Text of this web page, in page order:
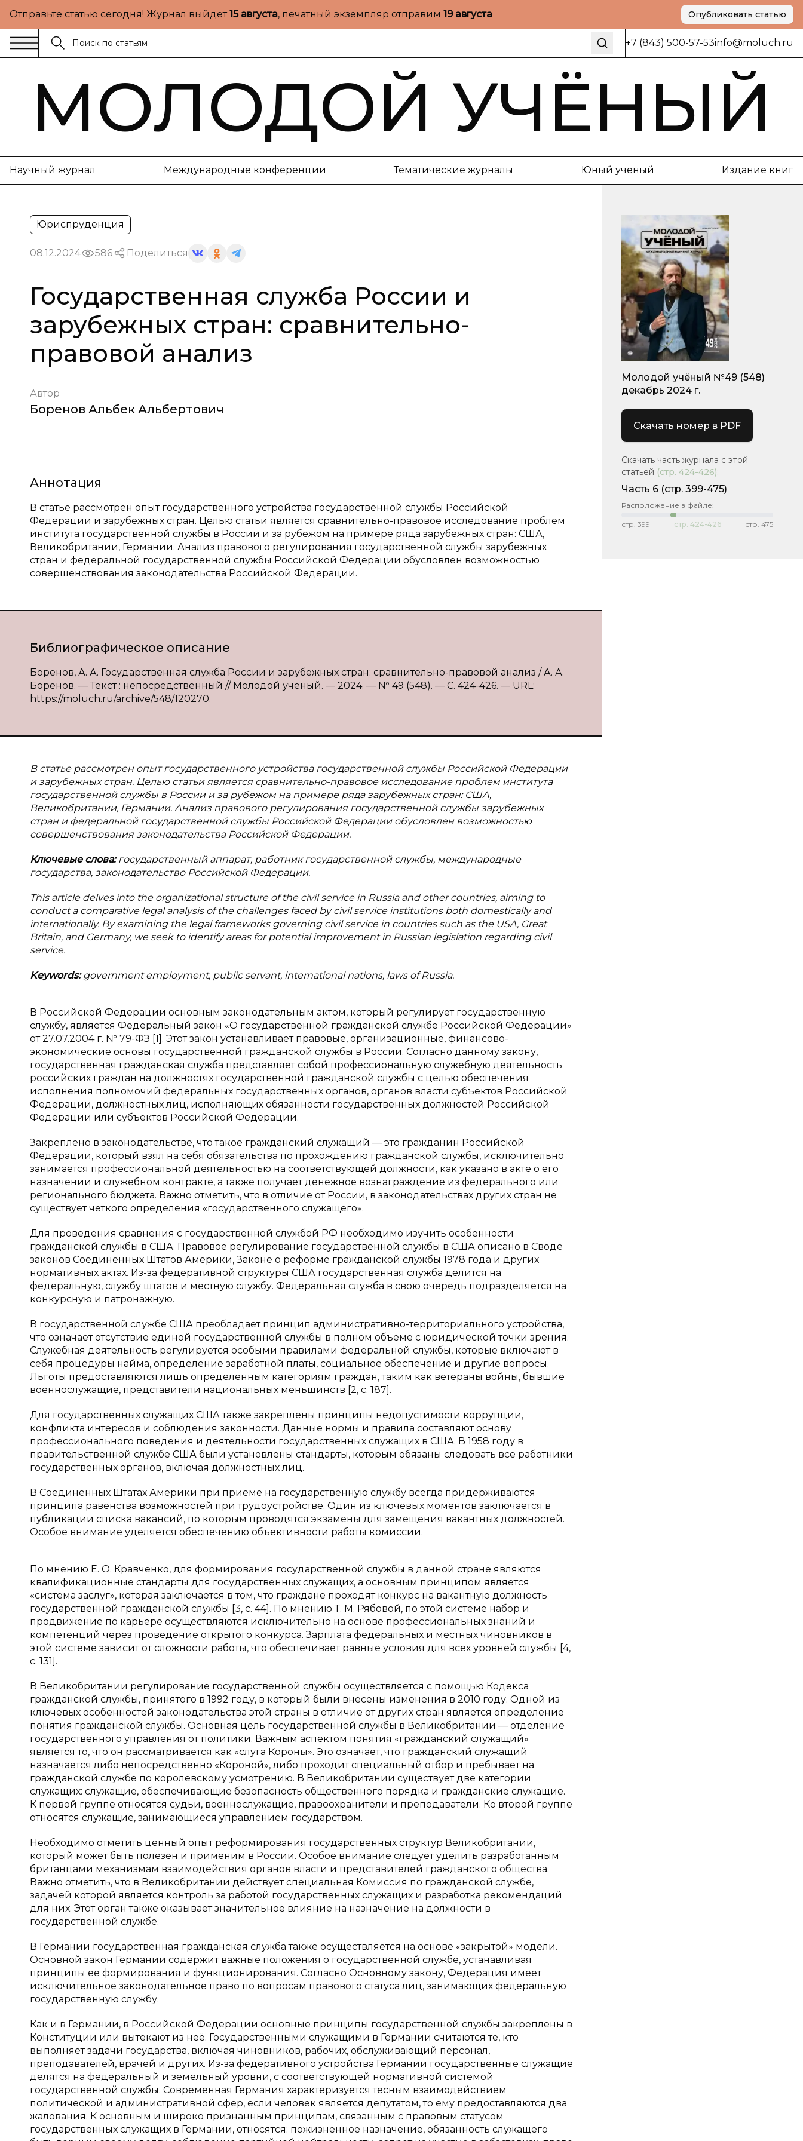
Отправьте статью сегодня! Журнал выйдет15 августа, печатный экземпляр отправим 19 августа Опубликовать статью
+7 (843) 500-57-53info@moluch.ru
МОЛОДОЙ УЧЁНЫЙ
Научный журнал Международные конференции Тематические журналы Юный ученый Издание книг
Юриспруденция
08.12.2024 586 Поделиться
Государственная служба России и
зарубежных стран: сравнительно-
правовой анализ
Автор
Боренов Альбек Альбертович
Аннотация
В статье рассмотрен опыт государственного устройства государственной службы Российской
Федерации и зарубежных стран. Целью статьи является сравнительно-правовое исследование проблем
института государственной службы в России и за рубежом на примере ряда зарубежных стран: США,
Великобритании, Германии. Анализ правового регулирования государственной службы зарубежных
стран и федеральной государственной службы Российской Федерации обусловлен возможностью
совершенствования законодательства Российской Федерации.
Библиографическое описание
Боренов, А. А. Государственная служба России и зарубежных стран: сравнительно-правовой анализ / А. А.
Боренов. — Текст : непосредственный // Молодой ученый. — 2024. — № 49 (548). — С. 424-426. — URL:
https://moluch.ru/archive/548/120270.
В статье рассмотрен опыт государственного устройства государственной службы Российской Федерации
и зарубежных стран. Целью статьи является сравнительно-правовое исследование проблем института
государственной службы в России и за рубежом на примере ряда зарубежных стран: США,
Великобритании, Германии. Анализ правового регулирования государственной службы зарубежных
стран и федеральной государственной службы Российской Федерации обусловлен возможностью
совершенствования законодательства Российской Федерации.
Ключевые слова:государственный аппарат, работник государственной службы, международные
государства, законодательство Российской Федерации.
This article delves into the organizational structure of the civil service in Russia and other countries, aiming to
conduct a comparative legal analysis of the challenges faced by civil service institutions both domestically and
internationally. By examining the legal frameworks governing civil service in countries such as the USA, Great
Britain, and Germany, we seek to identify areas for potential improvement in Russian legislation regarding civil
service.
Keywords:government employment, public servant, international nations, laws of Russia.
В Российской Федерации основным законодательным актом, который регулирует государственную
службу, является Федеральный закон «О государственной гражданской службе Российской Федерации»
от 27.07.2004 г. № 79-ФЗ [1]. Этот закон устанавливает правовые, организационные, финансово-
экономические основы государственной гражданской службы в России. Согласно данному закону,
государственная гражданская служба представляет собой профессиональную служебную деятельность
российских граждан на должностях государственной гражданской службы с целью обеспечения
исполнения полномочий федеральных государственных органов, органов власти субъектов Российской
Федерации, должностных лиц, исполняющих обязанности государственных должностей Российской
Федерации или субъектов Российской Федерации.
Закреплено в законодательстве, что такое гражданский служащий — это гражданин Российской
Федерации, который взял на себя обязательства по прохождению гражданской службы, исключительно
занимается профессиональной деятельностью на соответствующей должности, как указано в акте о его
назначении и служебном контракте, а также получает денежное вознаграждение из федерального или
регионального бюджета. Важно отметить, что в отличие от России, в законодательствах других стран не
существует четкого определения «государственного служащего».
Для проведения сравнения с государственной службой РФ необходимо изучить особенности
гражданской службы в США. Правовое регулирование государственной службы в США описано в Своде
законов Соединенных Штатов Америки, Законе о реформе гражданской службы 1978 года и других
нормативных актах. Из-за федеративной структуры США государственная служба делится на
федеральную, службу штатов и местную службу. Федеральная служба в свою очередь подразделяется на
конкурсную и патронажную.
В государственной службе США преобладает принцип административно-территориального устройства,
что означает отсутствие единой государственной службы в полном объеме с юридической точки зрения.
Служебная деятельность регулируется особыми правилами федеральной службы, которые включают в
себя процедуры найма, определение заработной платы, социальное обеспечение и другие вопросы.
Льготы предоставляются лишь определенным категориям граждан, таким как ветераны войны, бывшие
военнослужащие, представители национальных меньшинств [2, с. 187].
Для государственных служащих США также закреплены принципы недопустимости коррупции,
конфликта интересов и соблюдения законности. Данные нормы и правила составляют основу
профессионального поведения и деятельности государственных служащих в США. В 1958 году в
правительственной службе США были установлены стандарты, которым обязаны следовать все работники
государственных органов, включая должностных лиц.
В Соединенных Штатах Америки при приеме на государственную службу всегда придерживаются
принципа равенства возможностей при трудоустройстве. Один из ключевых моментов заключается в
публикации списка вакансий, по которым проводятся экзамены для замещения вакантных должностей.
Особое внимание уделяется обеспечению объективности работы комиссии.
По мнению Е. О. Кравченко, для формирования государственной службы в данной стране являются
квалификационные стандарты для государственных служащих, а основным принципом является
«система заслуг», которая заключается в том, что граждане проходят конкурс на вакантную должность
государственной гражданской службы [3, с. 44]. По мнению Т. М. Рябовой, по этой системе набор и
продвижение по карьере осуществляются исключительно на основе профессиональных знаний и
компетенций через проведение открытого конкурса. Зарплата федеральных и местных чиновников в
этой системе зависит от сложности работы, что обеспечивает равные условия для всех уровней службы [4,
с. 131].
В Великобритании регулирование государственной службы осуществляется с помощью Кодекса
гражданской службы, принятого в 1992 году, в который были внесены изменения в 2010 году. Одной из
ключевых особенностей законодательства этой страны в отличие от других стран является определение
понятия гражданской службы. Основная цель государственной службы в Великобритании — отделение
государственного управления от политики. Важным аспектом понятия «гражданский служащий»
является то, что он рассматривается как «слуга Короны». Это означает, что гражданский служащий
назначается либо непосредственно «Короной», либо проходит специальный отбор и пребывает на
гражданской службе по королевскому усмотрению. В Великобритании существует две категории
служащих: служащие, обеспечивающие безопасность общественного порядка и гражданские служащие.
К первой группе относятся судьи, военнослужащие, правоохранители и преподаватели. Ко второй группе
относятся служащие, занимающиеся управлением государством.
Необходимо отметить ценный опыт реформирования государственных структур Великобритании,
который может быть полезен и применим в России. Особое внимание следует уделить разработанным
британцами механизмам взаимодействия органов власти и представителей гражданского общества.
Важно отметить, что в Великобритании действует специальная Комиссия по гражданской службе,
задачей которой является контроль за работой государственных служащих и разработка рекомендаций
для них. Этот орган также оказывает значительное влияние на назначение на должности в
государственной службе.
В Германии государственная гражданская служба также осуществляется на основе «закрытой» модели.
Основной закон Германии содержит важные положения о государственной службе, устанавливая
принципы ее формирования и функционирования. Согласно Основному закону, Федерация имеет
исключительное законодательное право по вопросам правового статуса лиц, занимающих федеральную
государственную службу.
Как и в Германии, в Российской Федерации основные принципы государственной службы закреплены в
Конституции или вытекают из неё. Государственными служащими в Германии считаются те, кто
выполняет задачи государства, включая чиновников, рабочих, обслуживающий персонал,
преподавателей, врачей и других. Из-за федеративного устройства Германии государственные служащие
делятся на федеральный и земельный уровни, с соответствующей нормативной системой
государственной службы. Современная Германия характеризуется тесным взаимодействием
политической и административной сфер, если человек является депутатом, то ему предоставляются два
жалования. К основным и широко признанным принципам, связанным с правовым статусом
государственных служащих в Германии, относятся: пожизненное назначение, обязанность служащего
Молодой учёный №49 (548)
декабрь 2024 г.
Скачать номер в PDF
Скачать часть журнала с этой
статьей (стр. 424-426):
Часть 6 (стр. 399-475)
Расположение в файле:
стр. 399 стр. 424-426 стр. 475